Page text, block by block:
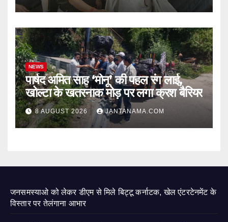
NEWS
पार्षद अमित साह ‘मोनू’ की पहल रंग लाई,
खोल्टा के खतरनाक मोड़ पर लगा क्रश बैरियर
8 AUGUST 2026 JANTANAMA.COM
जनसमस्याओ को लेकर डीएम से मिले बिट्टू कर्नाटक, खेल एंटरटेनमेंट के
विस्तार पर तेलंगाना आभार